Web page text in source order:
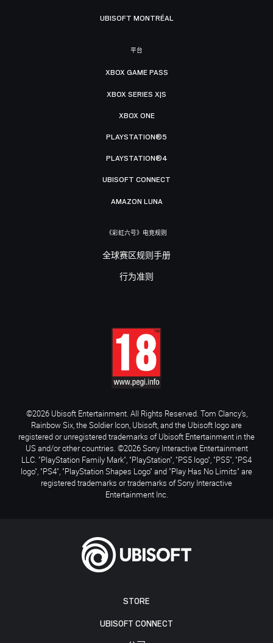
STORE
UBISOFT CONNECT
UBISOFT MONTRÉAL
平台
XBOX GAME PASS
XBOX SERIES X|S
XBOX ONE
PLAYSTATION®5
PLAYSTATION®4
UBISOFT CONNECT
AMAZON LUNA
《彩虹六号》电竞规则
全球赛区规则手册
行为准则
©2026 Ubisoft Entertainment. All Rights Reserved. Tom Clancy’s,
Rainbow Six, the Soldier Icon, Ubisoft, and the Ubisoft logo are
registered or unregistered trademarks of Ubisoft Entertainment in the
US and/or other countries. ©2026 Sony Interactive Entertainment
LLC. "PlayStation Family Mark", "PlayStation", "PS5 logo", "PS5", "PS4
logo", "PS4", "PlayStation Shapes Logo" and "Play Has No Limits" are
registered trademarks or trademarks of Sony Interactive
Entertainment Inc.